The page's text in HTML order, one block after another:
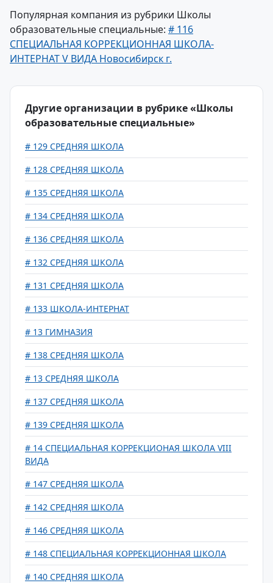
Популярная компания из рубрики Школы
образовательные специальные: # 116
СПЕЦИАЛЬНАЯ КОРРЕКЦИОННАЯ ШКОЛА-
ИНТЕРНАТ V ВИДА Новосибирск г.
Другие организации в рубрике «Школы
образовательные специальные»
# 129 СРЕДНЯЯ ШКОЛА
# 128 СРЕДНЯЯ ШКОЛА
# 135 СРЕДНЯЯ ШКОЛА
# 134 СРЕДНЯЯ ШКОЛА
# 136 СРЕДНЯЯ ШКОЛА
# 132 СРЕДНЯЯ ШКОЛА
# 131 СРЕДНЯЯ ШКОЛА
# 133 ШКОЛА-ИНТЕРНАТ
# 13 ГИМНАЗИЯ
# 138 СРЕДНЯЯ ШКОЛА
# 13 СРЕДНЯЯ ШКОЛА
# 137 СРЕДНЯЯ ШКОЛА
# 139 СРЕДНЯЯ ШКОЛА
# 14 СПЕЦИАЛЬНАЯ КОРРЕКЦИОНАЯ ШКОЛА VIII
ВИДА
# 147 СРЕДНЯЯ ШКОЛА
# 142 СРЕДНЯЯ ШКОЛА
# 146 СРЕДНЯЯ ШКОЛА
# 148 CПЕЦИАЛЬНАЯ КОРРЕКЦИОННАЯ ШКОЛА
# 140 СРЕДНЯЯ ШКОЛА